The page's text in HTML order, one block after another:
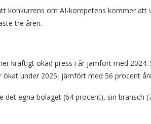
konkurrens om AI-kompetens kommer att
tre åren.
kraftigt ökad press i år jämfört med 2024.
under 2025, jämfört med 56 procent
egna bolaget (64 procent), sin bransch